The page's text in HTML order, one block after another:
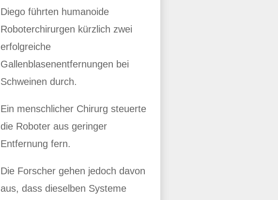
Diego führten humanoide
Roboterchirurgen kürzlich zwei
erfolgreiche
Gallenblasenentfernungen bei
Schweinen durch.
Ein menschlicher Chirurg steuerte
die Roboter aus geringer
Entfernung fern.
Die Forscher gehen jedoch davon
aus, dass dieselben Systeme